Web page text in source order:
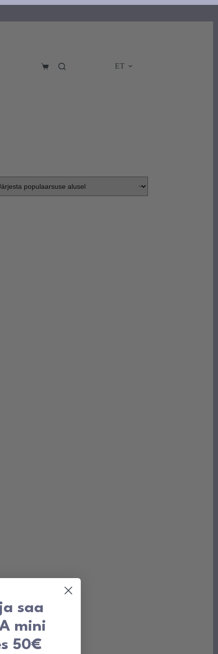
Ostukorv ET
saa
mini
50€